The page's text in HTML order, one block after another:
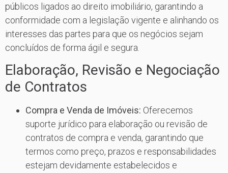
públicos ligados ao direito imobiliário, garantindo a
conformidade com a legislação vigente e alinhando os
interesses das partes para que os negócios sejam
concluídos de forma ágil e segura.
Elaboração, Revisão e Negociação
de Contratos
Compra e Venda de Imóveis: Oferecemos
suporte jurídico para elaboração ou revisão de
contratos de compra e venda, garantindo que
termos como preço, prazos e responsabilidades
estejam devidamente estabelecidos e